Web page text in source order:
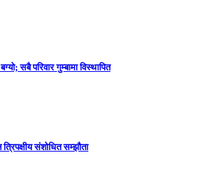
सबै परिवार गुम्बामा विस्थापित
त्रिपक्षीय संशोधित सम्झौता